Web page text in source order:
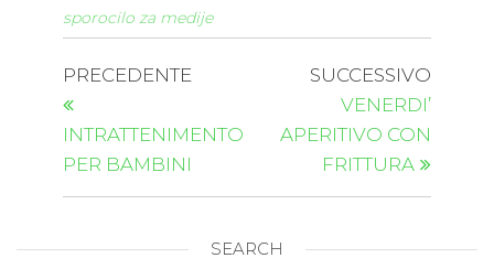
sporocilo za medije
PRECEDENTE
INTRATTENIMENTO
PER BAMBINI
SUCCESSIVO
VENERDI’
APERITIVO CON
FRITTURA
SEARCH